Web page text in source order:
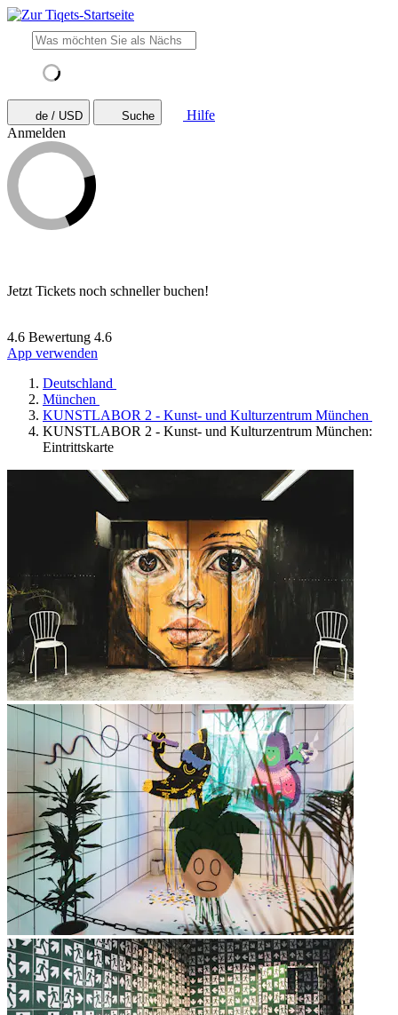
de / USD Suche
Hilfe
Anmelden
Jetzt Tickets noch schneller buchen!
4.6 Bewertung 4.6
App verwenden
Deutschland
München
KUNSTLABOR 2 - Kunst- und Kulturzentrum München
KUNSTLABOR 2 - Kunst- und Kulturzentrum München:
Eintrittskarte